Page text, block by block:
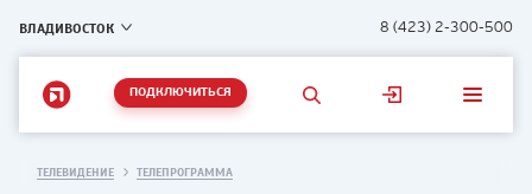
ВЛАДИВОСТОК 8 (423) 2-300-500
ПОДКЛЮЧИТЬСЯ
ТЕЛЕВИДЕНИЕ ТЕЛЕПРОГРАММА